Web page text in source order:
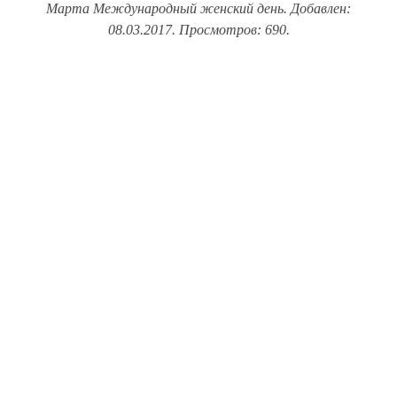
Марта Международный женский день. Добавлен:
08.03.2017. Просмотров: 690.